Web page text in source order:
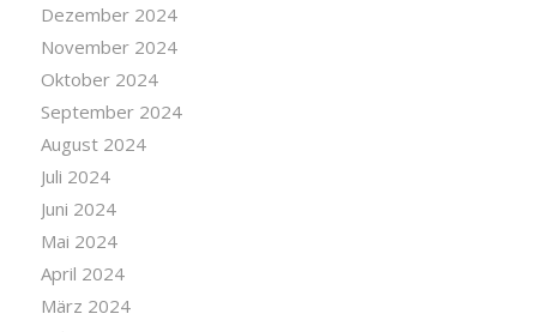
Dezember 2024
November 2024
Oktober 2024
September 2024
August 2024
Juli 2024
Juni 2024
Mai 2024
April 2024
März 2024